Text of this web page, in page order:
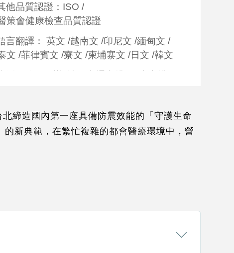
他品質認證： ISO /
策會健康檢查品質認證
言翻譯： 英文 /越南文 /印尼文 /緬甸文 /
文 /菲律賓文 /寮文 /柬埔寨文 /日文 /韓文
約服務： 連結
善支付：
締造國內第一座具備防震效能的「守護生命
新典範，在繁忙複雜的都會醫療環境中，營